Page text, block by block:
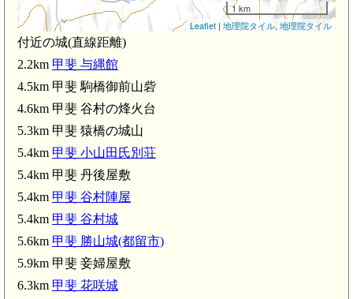
1 km
Leaflet | 地理院タイル, 地理院タイル
付近の城(直線距離)
2.2km 甲斐 与縄館
4.5km 甲斐 駒橋御前山砦
4.6km 甲斐 谷村の烽火台
5.3km 甲斐 猿橋の城山
5.4km 甲斐 小山田氏別荘
5.4km 甲斐 丹後屋敷
5.4km 甲斐 谷村陣屋
5.4km 甲斐 谷村城
5.6km 甲斐 勝山城(都留市)
5.9km 甲斐 妾婦屋敷
6.3km 甲斐 花咲城